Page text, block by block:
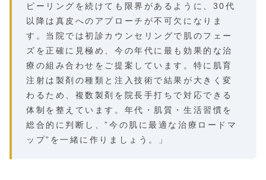
ピーリングを続けても限界があるように、30代
以降は真皮へのアプローチが不可欠になりま
す。当院では初診カウンセリングで肌のフェー
ズを正確に見極め、今の年代に最も効果的な治
療の組み合わせをご提案しています。特に肌育
注射は製剤の種類と注入技術で結果が大きく変
わるため、複数製剤を院長手打ちで対応できる
体制を整えています。年代・肌質・生活習慣を
総合的に判断し、”今の肌に最適な治療ロードマ
ップ”を一緒に作りましょう。」